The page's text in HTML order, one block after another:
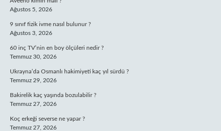
Ağustos 5, 2026
9 sınıf fizik ivme nasıl bulunur ?
Ağustos 3, 2026
60 inç TV’nin en boy ölçüleri nedir ?
Temmuz 30, 2026
Ukrayna’da Osmanlı hakimiyeti kaç yıl sürdü ?
Temmuz 29, 2026
Bakirelik kaç yaşında bozulabilir ?
Temmuz 27, 2026
Koç erkeği severse ne yapar ?
Temmuz 27, 2026